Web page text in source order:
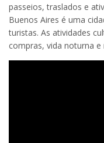
passeios, traslados e
Buenos Aires é uma
turistas. As atividades
compras, vida noturna